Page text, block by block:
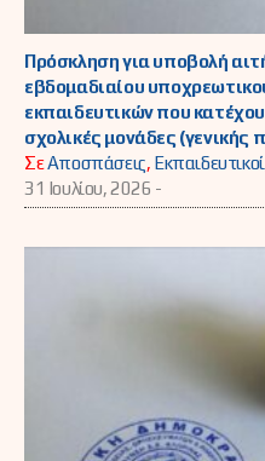
Πρόσκληση για υποβολή
εβδομαδιαίου
εκπαιδευτικών που
σχολικές μονάδες (γενικής
ΣεΑποσπάσεις, Εκπαιδευτικοί
31 Ιουλίου, 2026 -